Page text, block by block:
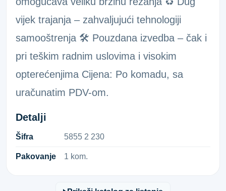
vijek trajanja – zahvaljujući tehnologiji
samooštrenja 🛠️ Pouzdana izvedba – čak i
pri teškim radnim uslovima i visokim
opterećenjima Cijena: Po komadu, sa
uračunatim PDV-om.
Detalji
Šifra 5​8​5​5​ ​2​ ​2​3​0​
Pakovanje 1 kom.